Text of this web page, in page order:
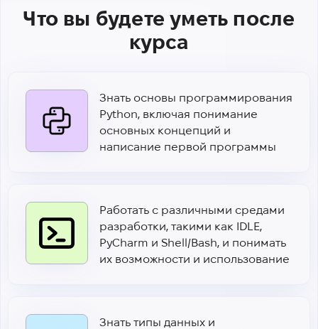
Что вы будете уметь после
курса
Знать основы программирования
Python, включая понимание
основных концепций и
написание первой программы
Работать с различными средами
разработки, такими как IDLE,
PyCharm и Shell/Bash, и понимать
их возможности и использование
Знать типы данных и